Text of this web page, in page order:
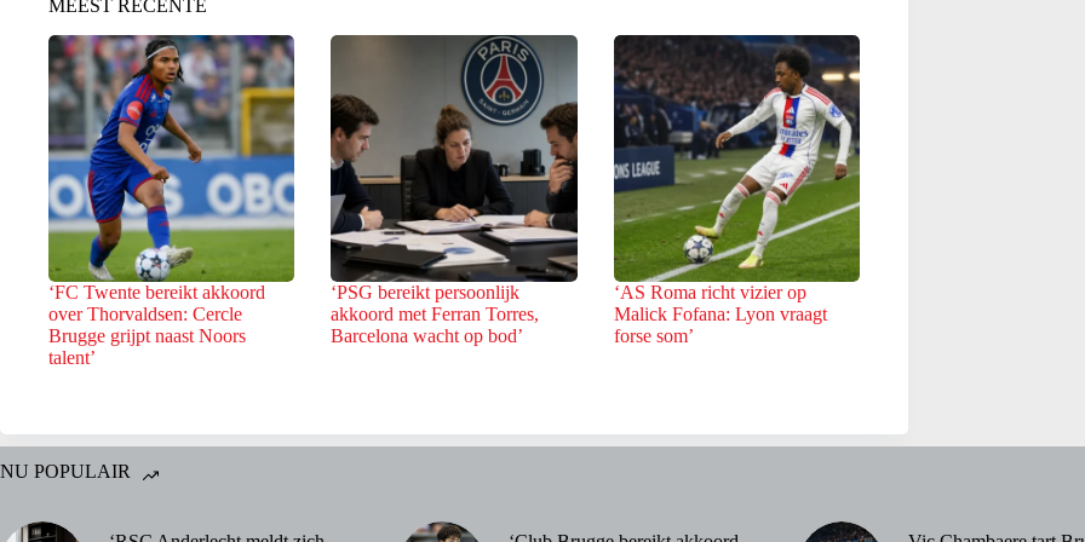
MEEST RECENTE
‘FC Twente bereikt akkoord
over Thorvaldsen: Cercle
Brugge grijpt naast Noors
talent’
‘PSG bereikt persoonlijk
akkoord met Ferran Torres,
Barcelona wacht op bod’
‘AS Roma richt vizier op
Malick Fofana: Lyon vraagt
forse som’
NU POPULAIR